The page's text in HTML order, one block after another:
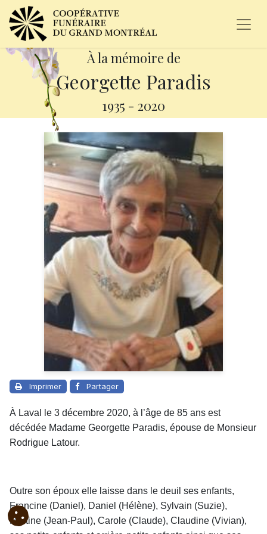
À la mémoire de
Georgette Paradis
1935 - 2020
Imprimer Partager
À Laval le 3 décembre 2020, à l’âge de 85 ans est
décédée Madame Georgette Paradis, épouse de Monsieur
Rodrigue Latour.
Outre son époux elle laisse dans le deuil ses enfants,
Francine (Daniel), Daniel (Hélène), Sylvain (Suzie),
Martine (Jean-Paul), Carole (Claude), Claudine (Vivian),